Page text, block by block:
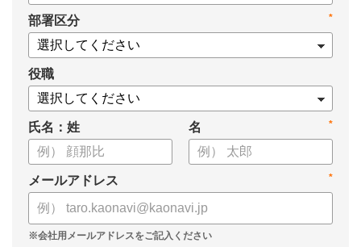
・1on1とは何か？
・1on1の基本的なやり方
・ 1on1 の基本アジェンダと質問例
についてまとめましたので、ぜひお役立てください。
*
部署区分
役職
氏名：姓 *
名
*
メールアドレス